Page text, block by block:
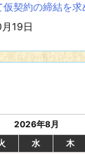
契約の締結を求
19日
2026年8月
水 木